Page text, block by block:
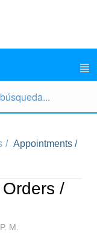
Appointments /
/
M.